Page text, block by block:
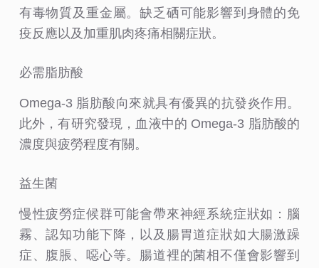
有毒物質及重金屬。缺乏硒可能影響到身體的免
疫反應以及加重肌肉疼痛相關症狀。
必需脂肪酸
Omega-3 脂肪酸向來就具有優異的抗發炎作用。
此外，有研究發現，血液中的 Omega-3 脂肪酸的
濃度與疲勞程度有關。
益生菌
慢性疲勞症候群可能會帶來神經系統症狀如：腦
霧、認知功能下降，以及腸胃道症狀如大腸激躁
症、腹脹、噁心等。腸道裡的菌相不僅會影響到